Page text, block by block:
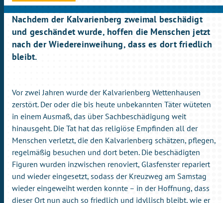
Nachdem der Kalvarienberg zweimal beschädigt
und geschändet wurde, hoffen die Menschen jetzt
nach der Wiedereinweihung, dass es dort friedlich
bleibt.
Vor zwei Jahren wurde der Kalvarienberg Wettenhausen
zerstört. Der oder die bis heute unbekannten Täter wüteten
in einem Ausmaß, das über Sachbeschädigung weit
hinausgeht. Die Tat hat das religiöse Empfinden all der
Menschen verletzt, die den Kalvarienberg schätzen, pflegen,
regelmäßig besuchen und dort beten. Die beschädigten
Figuren wurden inzwischen renoviert, Glasfenster repariert
und wieder eingesetzt, sodass der Kreuzweg am Samstag
wieder eingeweiht werden konnte – in der Hoffnung, dass
dieser Ort nun auch so friedlich und idyllisch bleibt, wie er